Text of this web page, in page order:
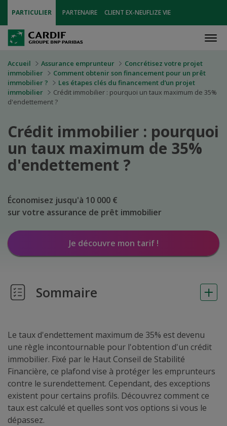
PARTICULIER PARTENAIRE CLIENT EX-NEUFLIZE VIE
Accueil Assurance emprunteur
Concrétisez votre projet
immobilier
Comment obtenir son financement pour un prêt
immobilier ?
Les étapes clés du financement d’un projet
immobilier
Crédit immobilier : pourquoi un taux maximum de 35%
d'endettement ?
Crédit immobilier : pourquoi
un taux maximum de 35%
d'endettement ?
Économisez jusqu'à 10 000 €
sur votre assurance de prêt immobilier
Je découvre mon tarif !
Sommaire
Le taux d'endettement maximum de 35% est devenu
une règle incontournable pour l'obtention d'un crédit
immobilier. Fixé par le Haut Conseil de Stabilité
Financière, ce plafond vise à protéger les emprunteurs
contre le surendettement. Cependant, des exceptions
existent pour certains profils. Découvrez comment ce
taux est calculé et quelles sont vos options si vous le
dépassez.